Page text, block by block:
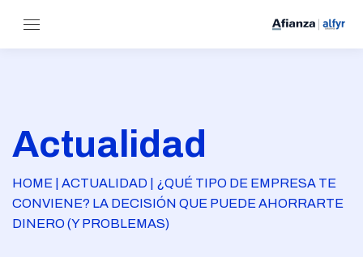
Actualidad
HOME | ACTUALIDAD | ¿QUÉ TIPO DE EMPRESA TE
CONVIENE? LA DECISIÓN QUE PUEDE AHORRARTE
DINERO (Y PROBLEMAS)